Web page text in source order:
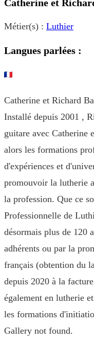
Catherine et
Métier(s) : Luthier
Langues parlées :
Catherine et Richard
Installé depuis 2001 ,
guitare avec Catherine
alors les formations
d'expériences et
promouvoir la lutherie
la profession. Que ce
Professionnelle de
désormais plus de 120
adhérents ou par la
français (obtention du
depuis 2020 à la
également en lutherie
les formations
Gallery not found.